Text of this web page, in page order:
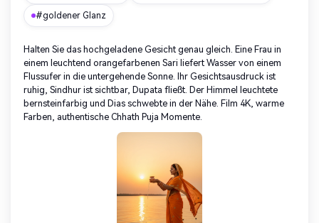
#goldener Glanz
Halten Sie das hochgeladene Gesicht genau gleich. Eine Frau in
einem leuchtend orangefarbenen Sari liefert Wasser von einem
Flussufer in die untergehende Sonne. Ihr Gesichtsausdruck ist
ruhig, Sindhur ist sichtbar, Dupata fließt. Der Himmel leuchtete
bernsteinfarbig und Dias schwebte in der Nähe. Film 4K, warme
Farben, authentische Chhath Puja Momente.